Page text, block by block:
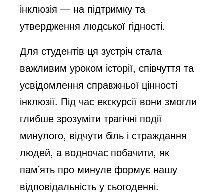
інклюзія — на підтримку та
утвердження людської гідності.
Для студентів ця зустріч стала
важливим уроком історії, співчуття та
усвідомлення справжньої цінності
інклюзії. Під час екскурсії вони змогли
глибше зрозуміти трагічні події
минулого, відчути біль і страждання
людей, а водночас побачити, як
пам’ять про минуле формує нашу
відповідальність у сьогоденні.